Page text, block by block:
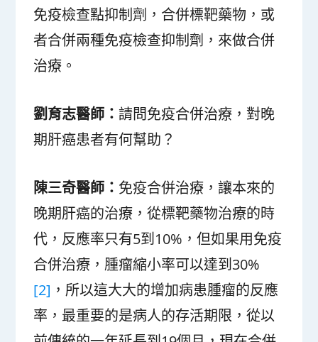
免疫檢查點抑制劑，合併標靶藥物，或
者合併兩種免疫檢查抑制劑，來做合併
治療。
劉育志醫師：請問免疫合併治療，對晚
期肝癌患者有何幫助？
陳三奇醫師： 免疫合併治療，讓本來的
晚期肝癌的治療，從標靶藥物治療的時
代，反應率只有5到10%，但如果用免疫
合併治療，腫瘤縮小率可以達到30%
[2] ，所以這大大的增加病患腫瘤的反應
率，最重要的是病人的存活期限，從以